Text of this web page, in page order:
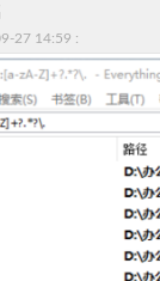
27 14:59 :